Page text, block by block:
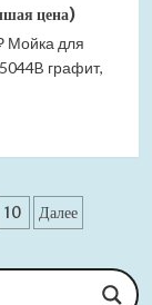
цена)
Мойка для
графит,
10 Далее
Brive